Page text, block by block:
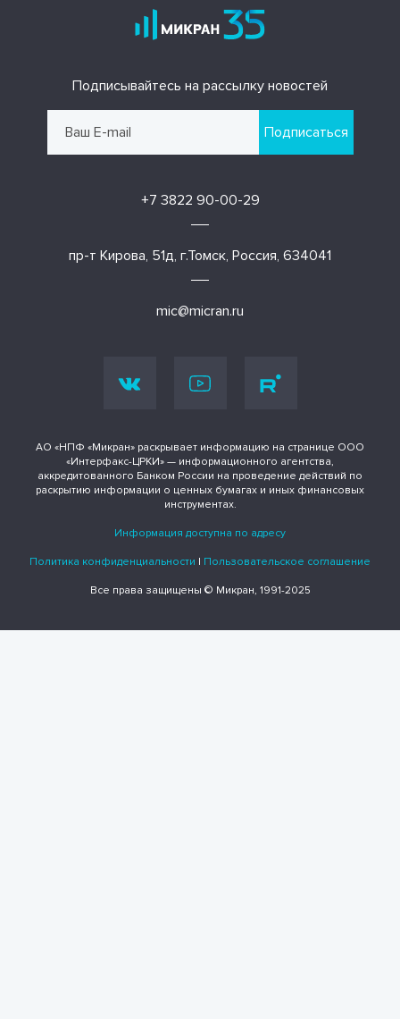
Подписывайтесь на рассылку новостей
Подписаться
+7 3822 90-00-29
mic@micran.ru
пр-т Кирова, 51д, г.Томск, Россия, 634041
АО «НПФ «Микран» раскрывает информацию на странице ООО
«Интерфакс-ЦРКИ» — информационного агентства,
аккредитованного Банком России на проведение действий по
раскрытию информации о ценных бумагах и иных финансовых
инструментах.
Информация доступна по адресу
Политика конфиденциальности | Пользовательское соглашение
Все права защищены © Микран, 1991-2025